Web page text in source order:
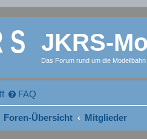
JKRS-
Das Forum rund um die Modellbahn
FAQ
Foren-Übersicht Mitglieder